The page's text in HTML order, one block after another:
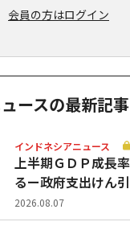
会員の方はログイン
ースの最新記事
インドネシアニュース
上半期ＧＤＰ成長
るー政府支出けん
2026.08.07